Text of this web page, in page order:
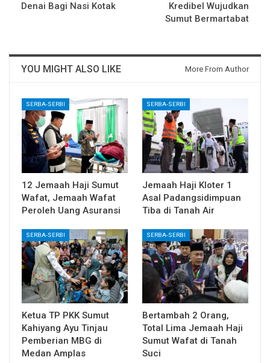
Denai Bagi Nasi Kotak
Kredibel Wujudkan
Sumut Bermartabat
YOU MIGHT ALSO LIKE More From Author
SERBA-SERBI
12 Jemaah Haji Sumut
Wafat, Jemaah Wafat
Peroleh Uang Asuransi
SERBA-SERBI
Jemaah Haji Kloter 1
Asal Padangsidimpuan
Tiba di Tanah Air
SERBA-SERBI
Ketua TP PKK Sumut
Kahiyang Ayu Tinjau
Pemberian MBG di
Medan Amplas
SERBA-SERBI
Bertambah 2 Orang,
Total Lima Jemaah Haji
Sumut Wafat di Tanah
Suci